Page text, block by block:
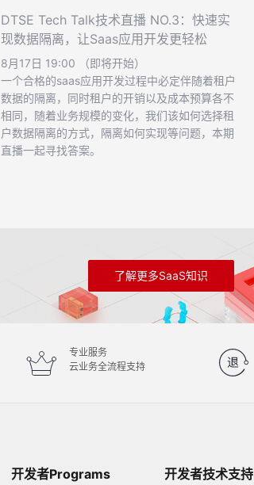
DTSE Tech Talk技术直播 NO.3：快速实
现数据隔离，让Saas应用开发更轻松
8月17日 19:00 （即将开始）
一个合格的saas应用开发过程中必定伴随着租户
数据的隔离，同时租户的开销以及成本预算各不
相同，随着业务规模的变化，我们该如何选择租
户数据隔离的方式，隔离如何实现等问题，本期
直播一起寻找答案。
了解更多SaaS知识
专业服务
云业务全流程支持
开发者Programs 开发者技术支持